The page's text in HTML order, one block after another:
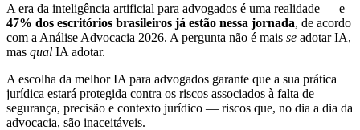
A era da inteligência artificial para advogados é uma realidade — e
47% dos escritórios brasileiros já estão nessa jornada, de acordo
com a Análise Advocacia 2026. A pergunta não é mais se adotar IA,
mas qual IA adotar.
A escolha da melhor IA para advogados garante que a sua prática
jurídica estará protegida contra os riscos associados à falta de
segurança, precisão e contexto jurídico — riscos que, no dia a dia da
advocacia, são inaceitáveis.